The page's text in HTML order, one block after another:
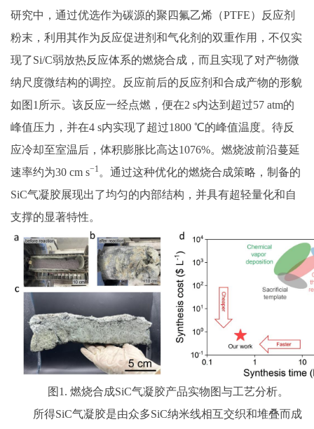
研究中，通过优选作为碳源的聚四氟乙烯（PTFE）反应剂
粉末，利用其作为反应促进剂和气化剂的双重作用，不仅实
现了Si/C弱放热反应体系的燃烧合成，而且实现了对产物微
纳尺度微结构的调控。反应前后的反应剂和合成产物的形貌
如图1所示。该反应一经点燃，便在2 s内达到超过57 atm的
峰值压力，并在4 s内实现了超过1800 ℃的峰值温度。待反
应冷却至室温后，体积膨胀比高达1076%。燃烧波前沿蔓延
速率约为30 cm s−1 。通过这种优化的燃烧合成策略，制备的
SiC气凝胶展现出了均匀的内部结构，并具有超轻量化和自
支撑的显著特性。
图1. 燃烧合成SiC气凝胶产品实物图与工艺分析。
所得SiC气凝胶是由众多SiC纳米线相互交织和堆叠而成